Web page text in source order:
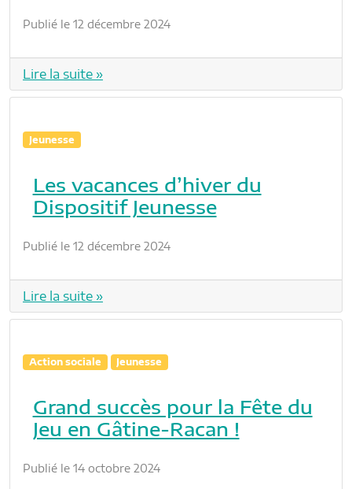
Publié le 12 décembre 2024
Lire la suite »
Jeunesse
Les vacances d’hiver du
Dispositif Jeunesse
Publié le 12 décembre 2024
Lire la suite »
Action sociale Jeunesse
Grand succès pour la Fête du
Jeu en Gâtine-Racan !
Publié le 14 octobre 2024